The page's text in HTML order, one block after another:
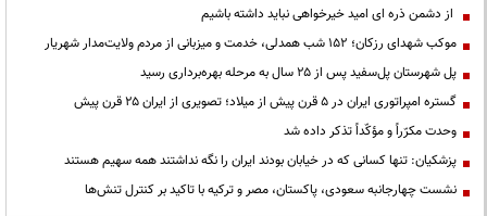
از دشمن ذره ای امید خیرخواهی نباید داشته باشیم
موکب شهدای رزکان؛ ۱۵۲ شب همدلی، خدمت و میزبانی از مردم ولایت‌مدار شهریار
پل شهرستان پل‌سفید پس از ۲۵ سال به مرحله بهره‌برداری رسید
گستره امپراتوری ایران در ۵ قرن پیش از میلاد؛ تصویری از ایران ۲۵ قرن پیش
وحدت مکرّراً و مؤکّداً تذکر داده شد
پزشکیان: تنها کسانی که در خیابان بودند ایران را نگه نداشتند همه سهیم هستند
نشست چهارجانبه سعودی، پاکستان، مصر و ترکیه با تاکید بر کنترل تنش‌ها